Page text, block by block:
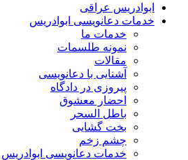
ابوادریس عراقی
خدمات دعانویسی ابوادریس
خدمات ما
نمونه طلسمات
مقالات
آشنایی با دعانویسی
پیروزی در دادگاه
احضار معشوق
باطل السحر
بخت گشایی
چشم زخم
خدمات دعانویسی ابوادریس